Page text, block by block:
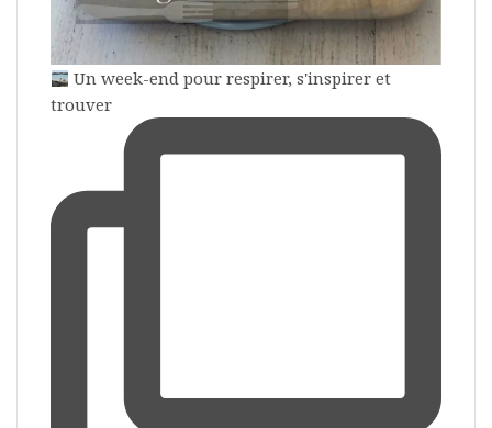
Un week-end pour respirer, s'inspirer et
trouver